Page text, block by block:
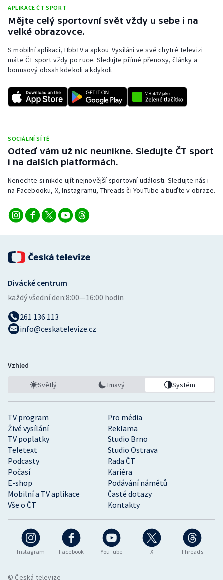
Volejbal
Ostatní
APLIKACE ČT SPORT
Mějte celý sportovní svět vždy u sebe i na
velké obrazovce.
S mobilní aplikací, HbbTV a apkou iVysílání ve své chytré televizi
máte ČT sport vždy po ruce. Sledujte přímé přenosy, články a
bonusový obsah kdekoli a kdykoli.
SOCIÁLNÍ SÍTĚ
Odteď vám už nic neunikne. Sledujte ČT sport
i na dalších platformách.
Nenechte si nikde ujít nejnovější sportovní události. Sledujte nás i
na Facebooku, X, Instagramu, Threads či YouTube a buďte v obraze.
Instagram Facebook YouTube X Threads
TV program
Pro média
Živé vysílání
Reklama
TV poplatky
Studio Brno
Teletext
Studio Ostrava
Podcasty
Rada ČT
Počasí
Kariéra
E-shop
Podávání námětů
Mobilní a TV aplikace
Časté dotazy
Vše o ČT
Kontakty
Divácké centrum
každý všední den:8:00—16:00 hodin
261 136 113
info@ceskatelevize.cz
Vzhled
Světlý Tmavý Systém
© Česká televize